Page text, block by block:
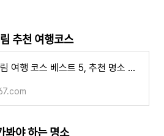
추천 여행코스
중국 계림 여행 코스 베스트 5, 추천 명소 꼭 가봐야 하는 곳 유명 관광지 리강
봐야 하는 명소